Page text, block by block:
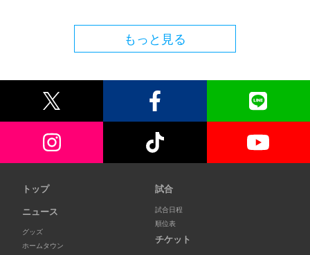
もっと見る
トップ
ニュース
グッズ
ホームタウン
試合
試合日程
順位表
チケット